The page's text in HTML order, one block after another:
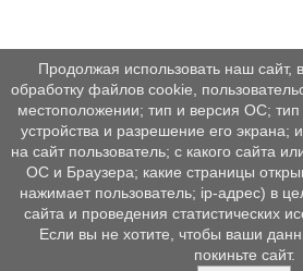
Продолжая использовать наш сайт,
обработку файлов cookie,
местоположении; тип и версия ОС; тип
устройства и разрешение его экрана;
на сайт пользователь; с какого сайта
ОС и Браузера; какие страницы
нажимает пользователь; ip-адрес) в
сайта и проведения статистических
Если вы не хотите, чтобы ваши
покиньте сайт.